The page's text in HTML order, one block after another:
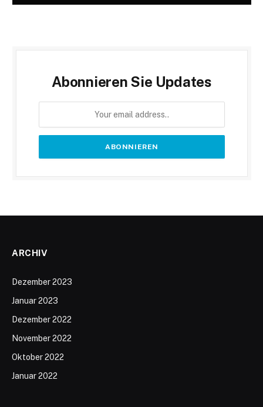
Abonnieren Sie Updates
ARCHIV
Dezember 2023
Januar 2023
Dezember 2022
November 2022
Oktober 2022
Januar 2022